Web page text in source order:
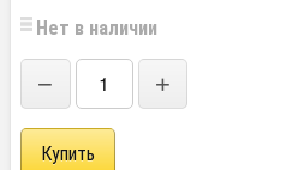
Нет в наличии
− +